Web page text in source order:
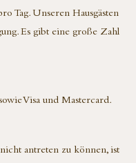
Tag. Unseren Hausgästen
Es gibt eine große Zahl
Visa und Mastercard.
antreten zu können, ist